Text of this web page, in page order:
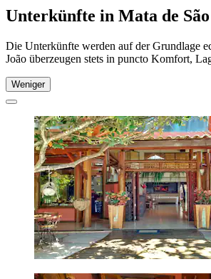
Unterkünfte in Mata de São
Die Unterkünfte werden auf der Grundlage
João überzeugen stets in puncto Komfort,
Weniger